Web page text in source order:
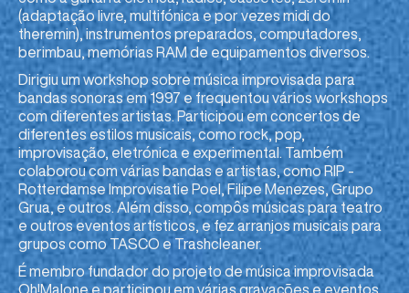
(adaptação livre, multifónica e por vezes midi do
theremin), instrumentos preparados, computadores,
berimbau, memórias RAM de equipamentos diversos.
Dirigiu um workshop sobre música improvisada para
bandas sonoras em 1997 e frequentou vários workshops
com diferentes artistas. Participou em concertos de
diferentes estilos musicais, como rock, pop,
improvisação, eletrónica e experimental. Também
colaborou com várias bandas e artistas, como RIP -
Rotterdamse Improvisatie Poel, Filipe Menezes, Grupo
Grua, e outros. Além disso, compôs músicas para teatro
e outros eventos artísticos, e fez arranjos musicais para
grupos como TASCO e Trashcleaner.
É membro fundador do projeto de música improvisada
Oh!Malone e participou em várias gravações e eventos,